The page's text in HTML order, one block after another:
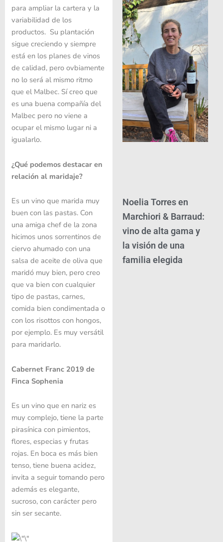
para ampliar la cartera y la
variabilidad de los
productos. Su plantación
sigue creciendo y siempre
está en los planes de vinos
de calidad, pero ovbiamente
no lo será al mismo ritmo
que el Malbec. Sí creo que
es una buena compañía del
Malbec pero no viene a
ocupar el mismo lugar ni a
igualarlo.
¿Qué podemos destacar en
relación al maridaje?
Es un vino que marida muy
buen con las pastas. Con
una amiga chef de la zona
hicimos unos sorrentinos de
ciervo ahumado con una
salsa de aceite de oliva que
maridó muy bien, pero creo
que va bien con cualquier
tipo de pastas, carnes,
comida bien condimentada o
con los risottos con hongos,
por ejemplo. Es muy versátil
para maridarlo.
Cabernet Franc 2019 de
Finca Sophenia
Es un vino que en nariz es
muy complejo, tiene la parte
pirasínica con pimientos,
flores, especias y frutas
rojas. En boca es más bien
tenso, tiene buena acidez,
invita a seguir tomando pero
además es elegante,
sucroso, con carácter pero
sin ser secante.
Noelia Torres en
Marchiori & Barraud:
vino de alta gama y
la visión de una
familia elegida